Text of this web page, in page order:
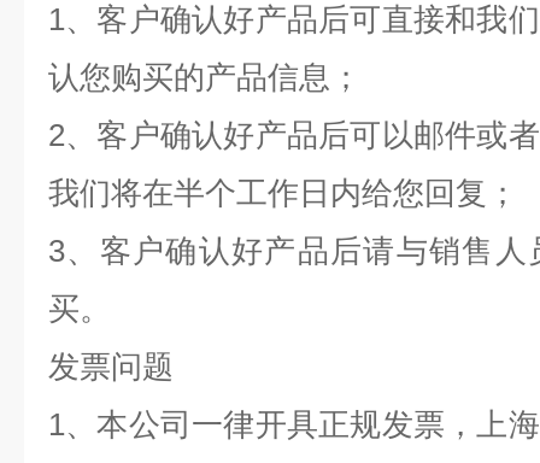
1、客户确认好产品后可直接和我
认您购买的产品信息；
2、客户确认好产品后可以邮件或
我们将在半个工作日内给您回复；
3、客户确认好产品后请与销售
买。
发票问题
1、本公司一律开具正规发票，上